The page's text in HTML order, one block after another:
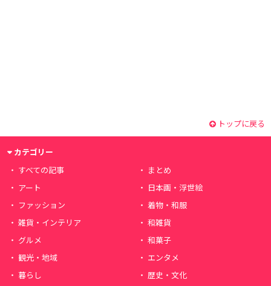
トップに戻る
カテゴリー
すべての記事
まとめ
アート
日本画・浮世絵
ファッション
着物・和服
雑貨・インテリア
和雑貨
グルメ
和菓子
観光・地域
エンタメ
暮らし
歴史・文化